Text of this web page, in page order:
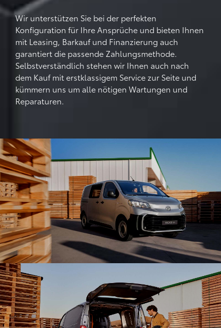
Wir unterstützen Sie bei der perfekten
Konfiguration für Ihre Ansprüche und bieten Ihnen
mit Leasing, Barkauf und Finanzierung auch
garantiert die passende Zahlungsmethode.
Selbstverständlich stehen wir Ihnen auch nach
dem Kauf mit erstklassigem Service zur Seite und
kümmern uns um alle nötigen Wartungen und
Reparaturen.